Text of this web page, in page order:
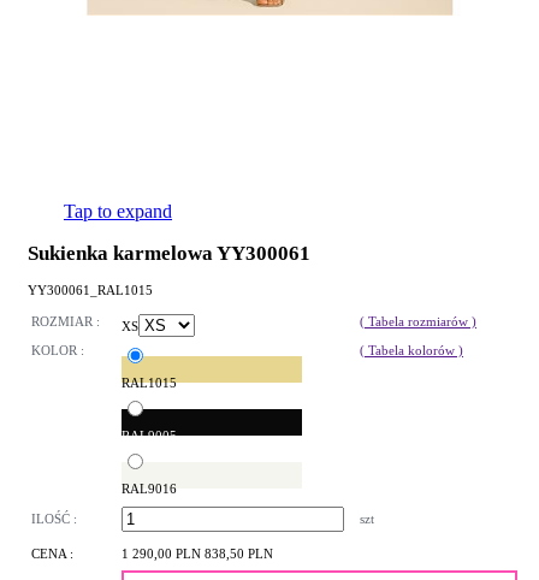
Tap to expand
Sukienka karmelowa YY300061
YY300061_RAL1015
ROZMIAR : XS
( Tabela rozmiarów )
KOLOR :
RAL1015
RAL9005
RAL9016
( Tabela kolorów )
ILOŚĆ : szt
CENA : 1 290,00 PLN 838,50 PLN